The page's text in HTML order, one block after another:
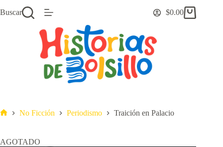
al
Buscar
Carro
$0.00
No Ficción Periodismo Traición en Palacio
AGOTADO